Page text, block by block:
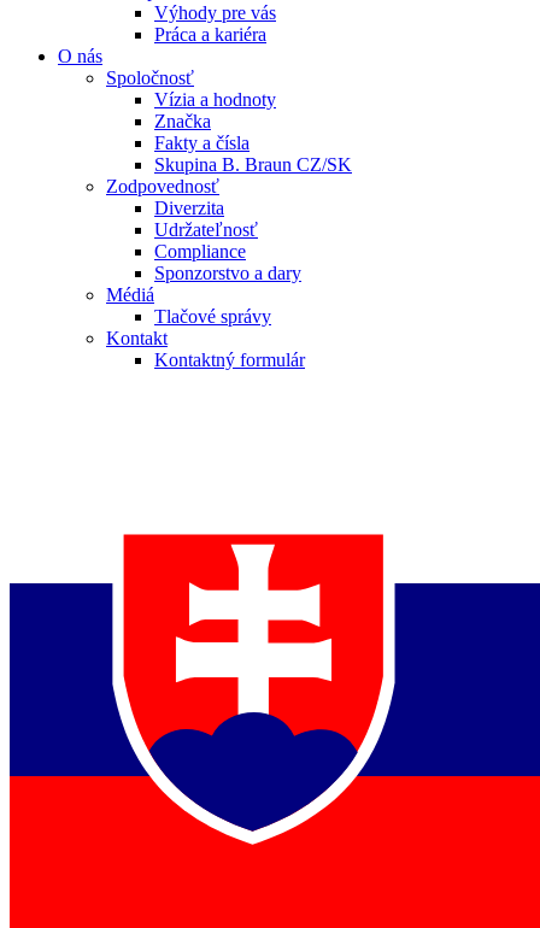
Výhody pre vás
Práca a kariéra
O nás
Spoločnosť
Vízia a hodnoty
Značka
Fakty a čísla
Skupina B. Braun CZ/SK
Zodpovednosť
Diverzita
Udržateľnosť
Compliance
Sponzorstvo a dary
Médiá
Tlačové správy
Kontakt
Kontaktný formulár